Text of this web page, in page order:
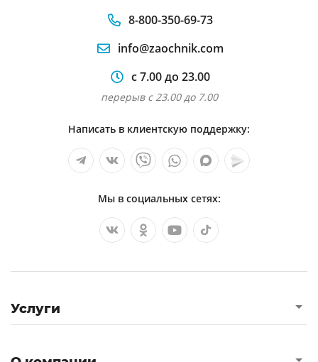
8-800-350-69-73
info@zaochnik.com
с 7.00 до 23.00
перерыв с 23.00 до 7.00
Написать в клиентскую поддержку:
Мы в социальных сетях:
Услуги